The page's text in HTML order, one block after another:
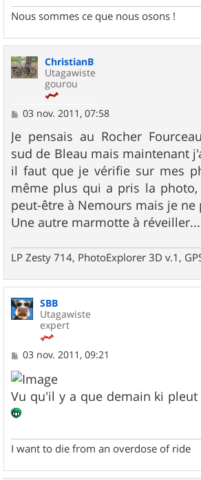
Nous sommes ce que nous osons !
ChristianB
Utagawiste
gourou
M
s
s
a
g
03 nov. 2011, 07:58
Je pensais au Rocher
sud de Bleau mais maintenant
il faut que je vérifie sur mes
même plus qui a pris la photo,
peut-être à Nemours mais je ne
Une autre marmotte à réveiller...
LP Zesty 714, PhotoExplorer 3D v.1,
SBB
Utagawiste
expert
M
s
s
a
g
e
03 nov. 2011, 09:21
Vu qu'il y a que demain ki pleut
I want to die from an overdose of ride